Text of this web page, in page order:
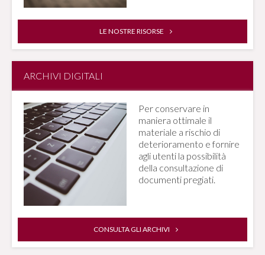
LE NOSTRE RISORSE
ARCHIVI DIGITALI
Per conservare in
maniera ottimale il
materiale a rischio di
deterioramento e fornire
agli utenti la possibilità
della consultazione di
documenti pregiati.
CONSULTA GLI ARCHIVI